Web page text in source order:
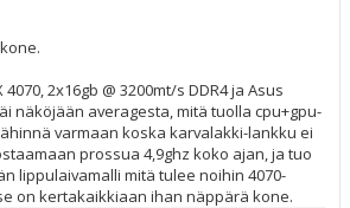
4070, 2x16gb @ 3200mt/s DDR4 ja Asus
näköjään averagesta, mitä tuolla cpu+gpu-
varmaan koska karvalakki-lankku ei
prossua 4,9ghz koko ajan, ja tuo
lippulaivamalli mitä tulee noihin 4070-
on kertakaikkiaan ihan näppärä kone.